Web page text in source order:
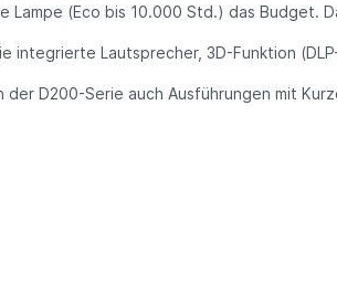
(Eco bis 10.000 Std.) das Budget.
Lautsprecher, 3D-Funktion
D200-Serie auch Ausführungen mit